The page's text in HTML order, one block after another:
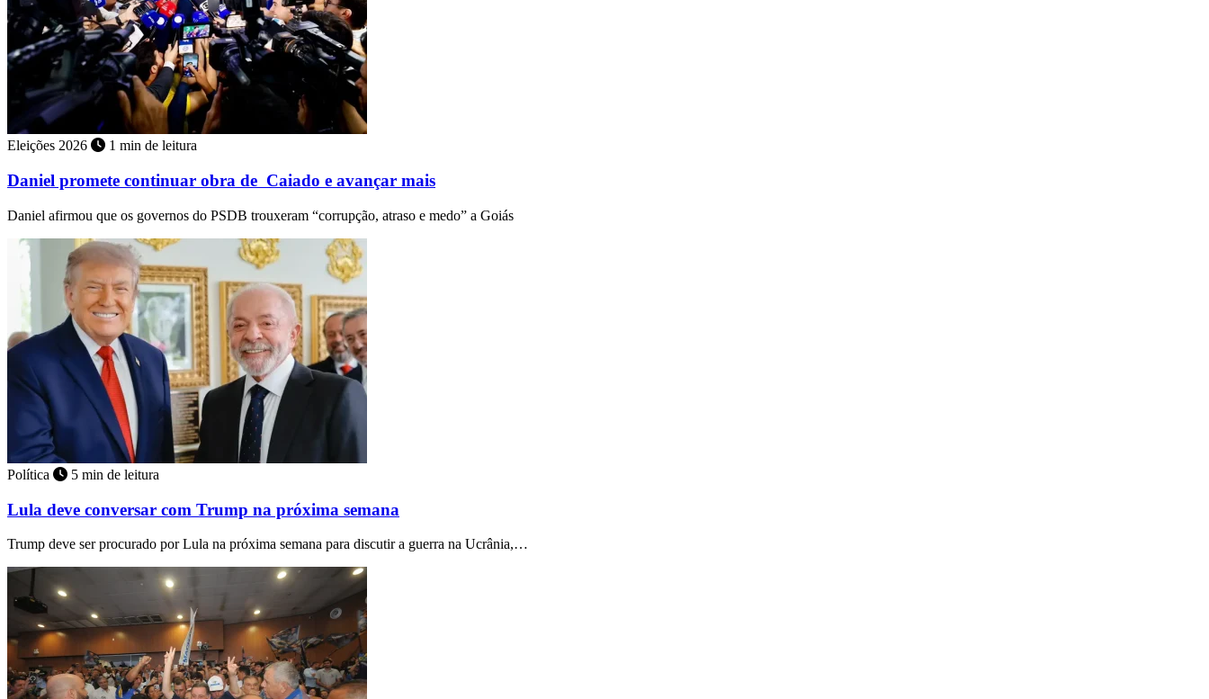
Eleições 2026 1 min de leitura
Daniel promete continuar obra de Caiado e avançar mais
Daniel afirmou que os governos do PSDB trouxeram “corrupção, atraso e medo” a Goiás
Política 5 min de leitura
Lula deve conversar com Trump na próxima semana
Trump deve ser procurado por Lula na próxima semana para discutir a guerra na Ucrânia,…